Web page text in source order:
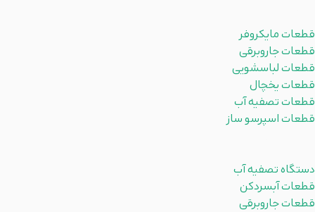
قطعات مایکروفر
قطعات جاروبرقی
قطعات لباسشویی
قطعات یخچال
قطعات تصفیه آب
قطعات اسپرسو ساز
دستگاه تصفیه آب
قطعات آبسردکن
قطعات جاروبرقی